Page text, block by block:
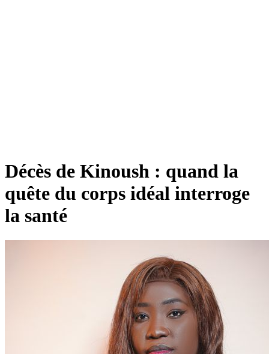
Décès de Kinoush : quand la
quête du corps idéal interroge
la santé